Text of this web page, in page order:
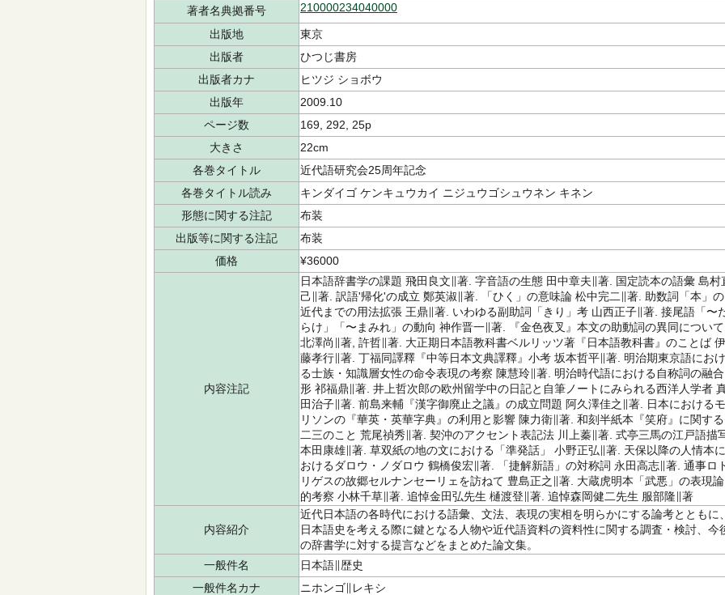
著者名典拠番号
210000234040000
出版地
東京
出版者
ひつじ書房
出版者カナ
ヒツジ ショボウ
出版年
2009.10
ページ数
169, 292, 25p
大きさ
22cm
各巻タイトル
近代語研究会25周年記念
各巻タイトル読み
キンダイゴ ケンキュウカイ ニジュウゴシュウネン キネン
形態に関する注記
布装
出版等に関する注記
布装
価格
¥36000
内容注記
日本語辞書学の課題 飛田良文∥著. 字音語の生態 田中章夫∥著. 国定読本の語彙 島村
己∥著. 訳語'帰化'の成立 鄭英淑∥著. 「ひく」の意味論 松中完二∥著. 助数詞「本」の
近代までの用法拡張 王鼎∥著. いわゆる副助詞「きり」考 山西正子∥著. 接尾語「〜
らけ」「〜まみれ」の動向 神作晋一∥著. 『金色夜叉』本文の助動詞の異同について
北澤尚∥著, 許哲∥著. 大正期日本語教科書ベルリッツ著『日本語教科書』のことば 伊
藤孝行∥著. 丁福同譯釋『中等日本文典譯釋』小考 坂本哲平∥著. 明治期東京語におけ
る士族・知識層女性の命令表現の考察 陳慧玲∥著. 明治時代語における自称詞の融合
形 祁福鼎∥著. 井上哲次郎の欧州留学中の日記と自筆ノートにみられる西洋人学者
田治子∥著. 前島来輔『漢字御廃止之議』の成立問題 阿久澤佳之∥著. 日本におけるモ
リソンの『華英・英華字典』の利用と影響 陳力衛∥著. 和刻半紙本『笑府』に関する
二三のこと 荒尾禎秀∥著. 契沖のアクセント表記法 川上蓁∥著. 式亭三馬の江戸語描
本田康雄∥著. 草双紙の地の文における「準発話」 小野正弘∥著. 天保以降の人情本に
おけるダロウ・ノダロウ 鶴橋俊宏∥著. 「捷解新語」の対称詞 永田高志∥著. 通事ロ
リゲスの故郷セルナンセーリェを訪ねて 豊島正之∥著. 大蔵虎明本「武悪」の表現論
的考察 小林千草∥著. 追悼金田弘先生 樋渡登∥著. 追悼森岡健二先生 服部隆∥著
内容紹介
近代日本語の各時代における語彙、文法、表現の実相を明らかにする論考とともに
日本語史を考える際に鍵となる人物や近代語資料の資料性に関する調査・検討、今
の辞書学に対する提言などをまとめた論文集。
一般件名
日本語∥歴史
一般件名カナ
ニホンゴ∥レキシ